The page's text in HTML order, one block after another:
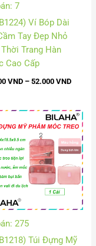
7
Ví Bóp Dài
Tay Đẹp Nhỏ
Trang Hàn
Cao Cấp
VND – 52.000 VND
275
Túi Đựng Mỹ
Khoảng
giá:
62.000
đến
71.000